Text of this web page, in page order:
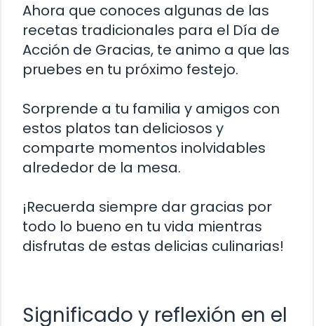
Ahora que conoces algunas de las
recetas tradicionales para el Día de
Acción de Gracias, te animo a que las
pruebes en tu próximo festejo.
Sorprende a tu familia y amigos con
estos platos tan deliciosos y
comparte momentos inolvidables
alrededor de la mesa.
¡Recuerda siempre dar gracias por
todo lo bueno en tu vida mientras
disfrutas de estas delicias culinarias!
Significado y reflexión en el